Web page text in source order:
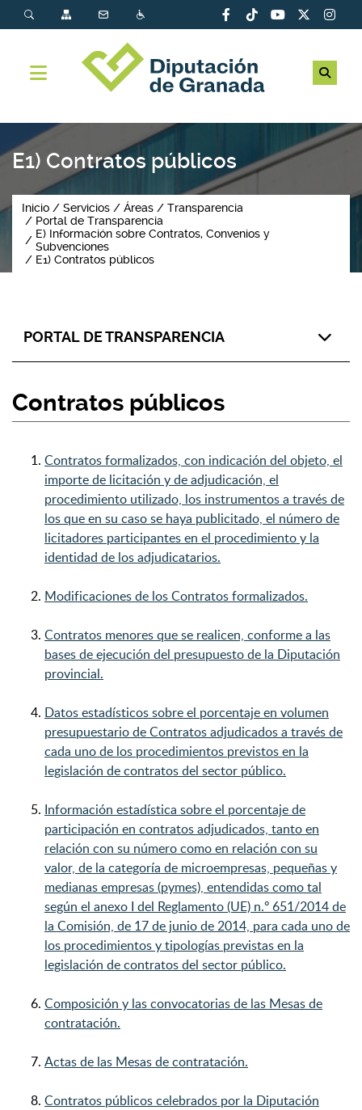
E1) Contratos públicos
Inicio Servicios Áreas
Transparencia
Portal de Transparencia
E) Información sobre Contratos, Convenios y
Subvenciones
E1) Contratos públicos
PORTAL DE TRANSPARENCIA
Contratos públicos
Contratos formalizados, con indicación del objeto, el
importe de licitación y de adjudicación, el
procedimiento utilizado, los instrumentos a través de
los que en su caso se haya publicitado, el número de
licitadores participantes en el procedimiento y la
identidad de los adjudicatarios.
Modificaciones de los Contratos formalizados.
Contratos menores que se realicen, conforme a las
bases de ejecución del presupuesto de la Diputación
provincial.
Datos estadísticos sobre el porcentaje en volumen
presupuestario de Contratos adjudicados a través de
cada uno de los procedimientos previstos en la
legislación de contratos del sector público.
Información estadística sobre el porcentaje de
participación en contratos adjudicados, tanto en
relación con su número como en relación con su
valor, de la categoría de microempresas, pequeñas y
medianas empresas (pymes), entendidas como tal
según el anexo I del Reglamento (UE) n.º 651/2014 de
la Comisión, de 17 de junio de 2014, para cada uno de
los procedimientos y tipologías previstas en la
legislación de contratos del sector público.
Composición y las convocatorias de las Mesas de
contratación.
Actas de las Mesas de contratación.
Contratos públicos celebrados por la Diputación